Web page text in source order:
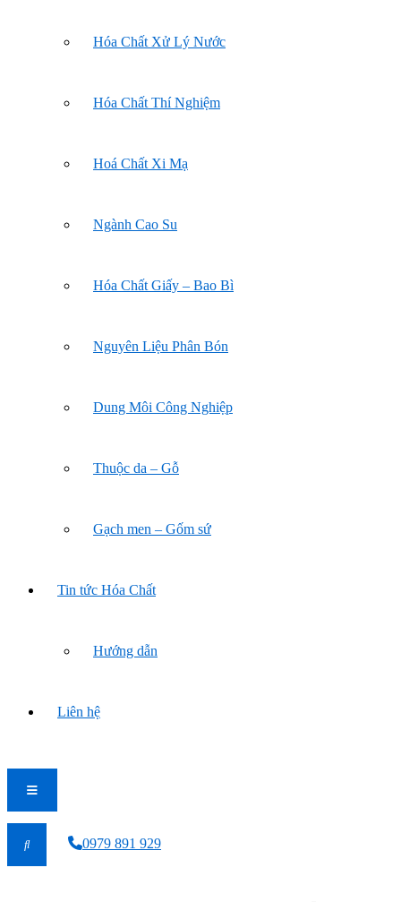
Hóa Chất Xử Lý Nước
Hóa Chất Thí Nghiệm
Hoá Chất Xi Mạ
Ngành Cao Su
Hóa Chất Giấy – Bao Bì
Nguyên Liệu Phân Bón
Dung Môi Công Nghiệp
Thuộc da – Gỗ
Gạch men – Gốm sứ
Tin tức Hóa Chất
Hướng dẫn
Liên hệ
0979 891 929